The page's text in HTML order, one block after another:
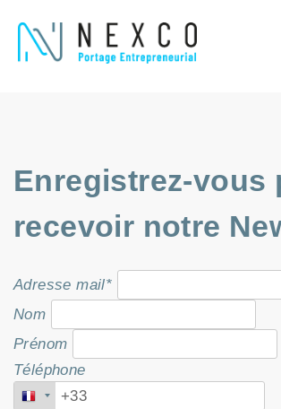
Enregistrez-vous
recevoir notre
Adresse mail*
Nom
Prénom
Téléphone